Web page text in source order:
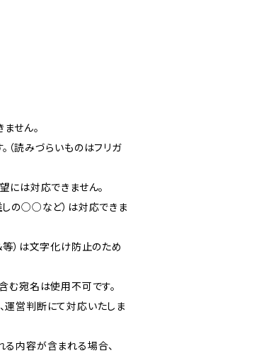
せん。
（読みづらいものはフリガ
には対応できません。
の○○など）は対応できま
等）は文字化け防止のため
む宛名は使用不可です。
運営判断にて対応いたしま
る内容が含まれる場合、